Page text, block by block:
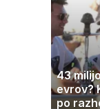
43
evrov?
po